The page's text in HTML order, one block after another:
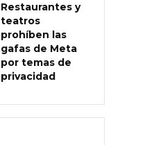
Restaurantes y
teatros
prohíben las
gafas de Meta
por temas de
privacidad